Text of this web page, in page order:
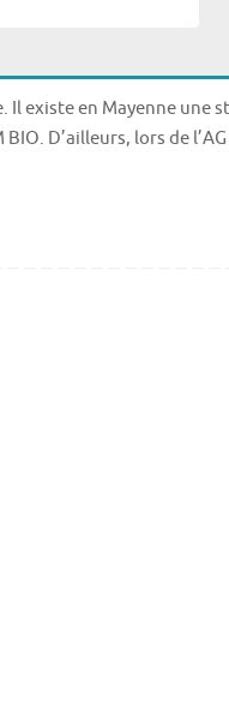
Il existe en Mayenne une
D’ailleurs, lors de l’AG